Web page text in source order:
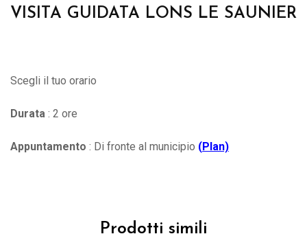
VISITA GUIDATA LONS LE SAUNIER
Scegli il tuo orario
Durata : 2 ore
Appuntamento : Di fronte al municipio (Plan)
Prodotti simili